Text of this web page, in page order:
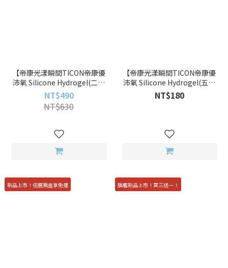
【帝康光漾瞬間TICON帝康優
沛氧 Silicone Hydrogel(二十
片裝)THEMOMENT】20pcs矽
水膠透明日拋
NT$490
NT$630
【帝康光漾瞬間TICON帝康優
沛氧 Silicone Hydrogel(五片
裝)THEMOMENT】5pcs矽水
膠透明日拋
NT$180
新品上市！任選兩盒享免運 旗艦新品上市！買三送一！